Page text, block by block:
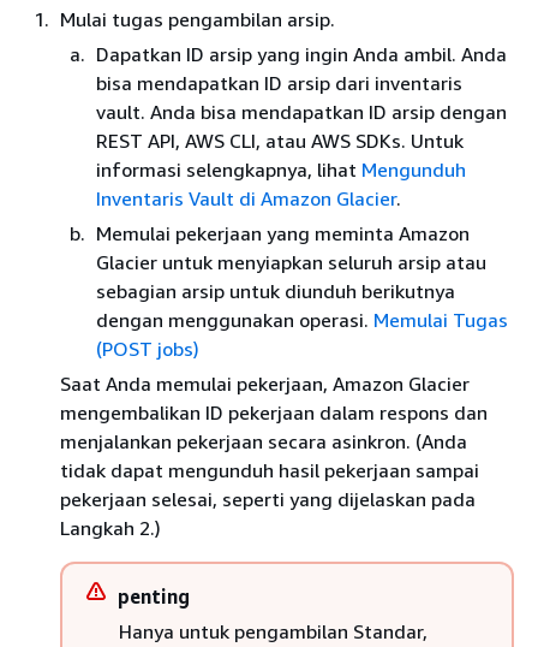
Mulai tugas pengambilan arsip.
Dapatkan ID arsip yang ingin Anda ambil. Anda
bisa mendapatkan ID arsip dari inventaris
vault. Anda bisa mendapatkan ID arsip dengan
REST API, AWS CLI, atau AWS SDKs. Untuk
informasi selengkapnya, lihat Mengunduh
Inventaris Vault di Amazon Glacier.
Memulai pekerjaan yang meminta Amazon
Glacier untuk menyiapkan seluruh arsip atau
sebagian arsip untuk diunduh berikutnya
dengan menggunakan operasi. Memulai Tugas
(POST jobs)
Saat Anda memulai pekerjaan, Amazon Glacier
mengembalikan ID pekerjaan dalam respons dan
menjalankan pekerjaan secara asinkron. (Anda
tidak dapat mengunduh hasil pekerjaan sampai
pekerjaan selesai, seperti yang dijelaskan pada
Langkah 2.)
penting
Hanya untuk pengambilan Standar,